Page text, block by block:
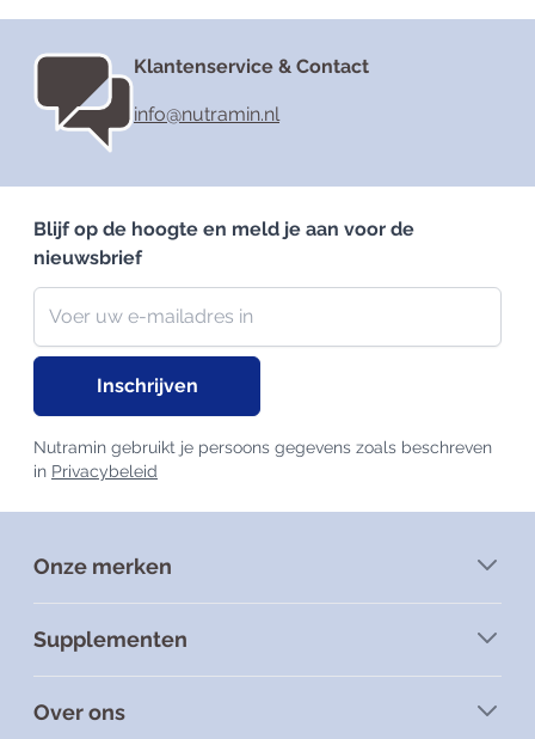
Klantenservice & Contact
info@nutramin.nl
Blijf op de hoogte en meld je aan voor de
nieuwsbrief
Nieuwsbrief
E-mailadres
Inschrijven
Nutramin gebruikt je persoons gegevens zoals beschreven
in Privacybeleid
Onze merken
Supplementen
Over ons